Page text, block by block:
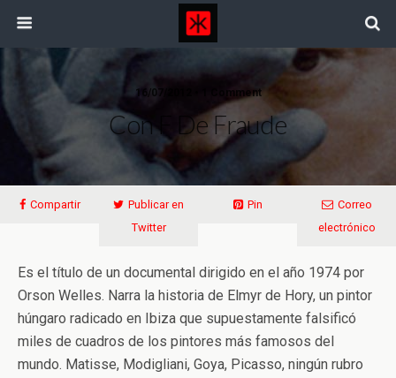
16/07/2012 • 1 Comment
Con F De Fraude
Compartir
Publicar en
Twitter
Pin
Correo
electrónico
Es el título de un documental dirigido en el año 1974 por
Orson Welles. Narra la historia de Elmyr de Hory, un pintor
húngaro radicado en Ibiza que supuestamente falsificó
miles de cuadros de los pintores más famosos del
mundo. Matisse, Modigliani, Goya, Picasso, ningún rubro